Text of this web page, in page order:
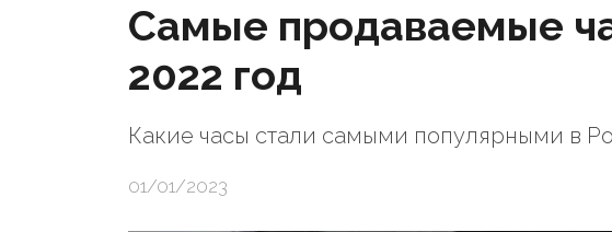
Самые продаваемые
2022 год
Какие часы стали самыми популярными в
01/01/2023